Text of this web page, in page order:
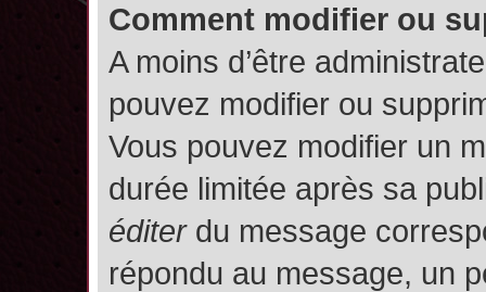
Comment modifier ou
A moins d’être
pouvez modifier ou
Vous pouvez modifier un
durée limitée après sa
éditerdu message
répondu au message, un